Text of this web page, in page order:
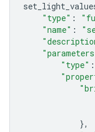
"type" :
"name" :
"type" :
},